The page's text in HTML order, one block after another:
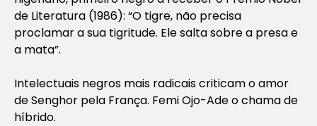
de Literatura (1986): “O tigre, não precisa
proclamar a sua tigritude. Ele salta sobre a presa e
a mata”.
Intelectuais negros mais radicais criticam o amor
de Senghor pela França. Femi Ojo-Ade o chama de
híbrido.